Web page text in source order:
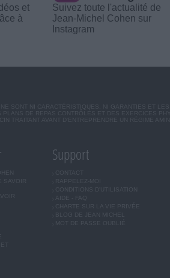
et
à
Suivez toute l'actualité de
Jean-Michel Cohen sur
Instagram
SONT NI CARACTÉRISTIQUES, NI GARANTIES ET
DE REPAS CONTRÔLÉS ET DES EXERCICES
TRAITANT AVANT D'ENTREPRENDRE UN RÉGIME
SAVOIR
Support
CONTACT
RAPPELEZ-MOI
CONDITIONS D'UTILISATION
AIDE - FAQ
CHARTE SUR LA VIE PRIVÉE
BLOG DE JEAN MICHEL
MOT DE PASSE OUBLIÉ